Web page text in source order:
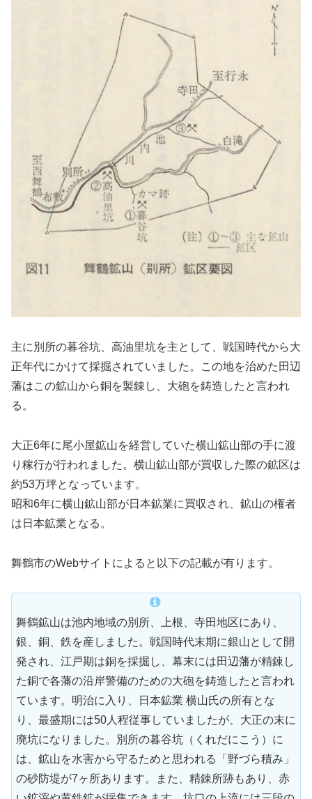
主に別所の暮谷坑、高油里坑を主として、戦国時代から大
正年代にかけて採掘されていました。この地を治めた田辺
藩はこの鉱山から銅を製錬し、大砲を鋳造したと言われ
る。
大正6年に尾小屋鉱山を経営していた横山鉱山部の手に渡
り稼行が行われました。横山鉱山部が買収した際の鉱区は
約53万坪となっています。
昭和6年に横山鉱山部が日本鉱業に買収され、鉱山の権者
は日本鉱業となる。
舞鶴市のWebサイトによると以下の記載が有ります。
舞鶴鉱山は池内地域の別所、上根、寺田地区にあり、
銀、銅、鉄を産しました。戦国時代末期に銀山として開
発され、江戸期は銅を採掘し、幕末には田辺藩が精錬し
た銅で各藩の沿岸警備のための大砲を鋳造したと言われ
ています。明治に入り、日本鉱業 横山氏の所有とな
り、最盛期には50人程従事していましたが、大正の末に
廃坑になりました。別所の暮谷坑（くれだにこう）に
は、鉱山を水害から守るためと思われる「野づら積み」
の砂防堤が7ヶ所あります。また、精錬所跡もあり、赤